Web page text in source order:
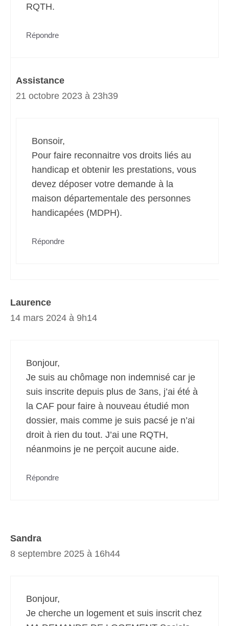
RQTH.
Répondre
Assistance
21 octobre 2023 à 23h39
Bonsoir,
Pour faire reconnaitre vos droits liés au
handicap et obtenir les prestations, vous
devez déposer votre demande à la
maison départementale des personnes
handicapées (MDPH).
Répondre
Laurence
14 mars 2024 à 9h14
Bonjour,
Je suis au chômage non indemnisé car je
suis inscrite depuis plus de 3ans, j’ai été à
la CAF pour faire à nouveau étudié mon
dossier, mais comme je suis pacsé je n’ai
droit à rien du tout. J’ai une RQTH,
néanmoins je ne perçoit aucune aide.
Répondre
Sandra
8 septembre 2025 à 16h44
Bonjour,
Je cherche un logement et suis inscrit chez